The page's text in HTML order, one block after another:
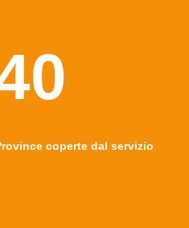
coperte dal servizio